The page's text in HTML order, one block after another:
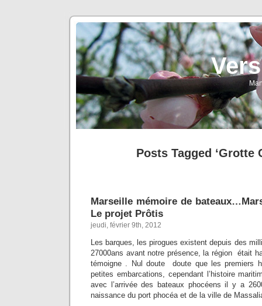
Posts Tagged ‘Grotte
Marseille mémoire de
Le projet Prôtis
jeudi, février 9th, 2012
Les barques, les pirogues existent depuis des
27000ans avant notre présence, la région était
témoigne . Nul doute doute que les premiers
petites embarcations, cependant l’histoire
avec l’arrivée des bateaux phocéens il y a
naissance du port phocéa et de la ville de